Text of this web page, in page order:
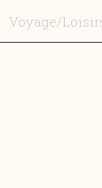
Voyage/